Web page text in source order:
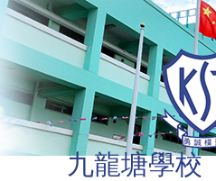
九龍塘學校